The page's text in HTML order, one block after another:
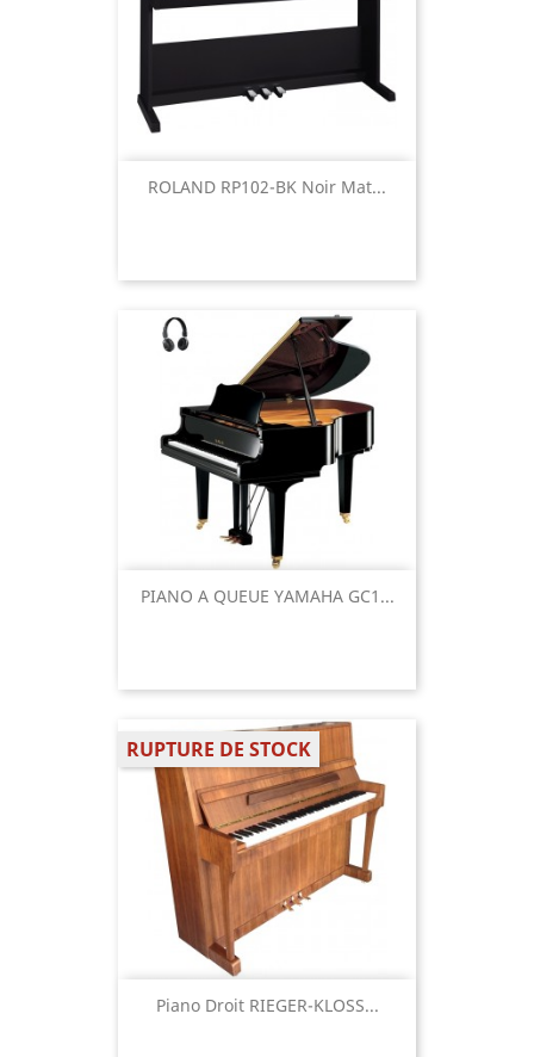
ROLAND RP102-BK Noir Mat...
PIANO A QUEUE YAMAHA GC1...
Piano Droit RIEGER-KLOSS...
RUPTURE DE STOCK